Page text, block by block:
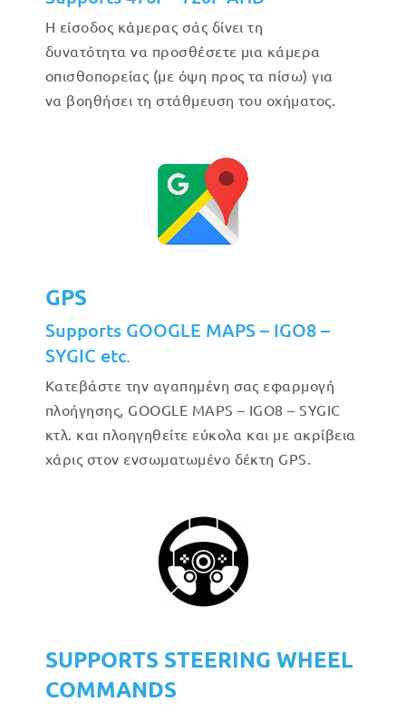
Η είσοδος κάμερας σάς δίνει τη
δυνατότητα να προσθέσετε μια κάμερα
οπισθοπορείας (με όψη προς τα πίσω) για
να βοηθήσει τη στάθμευση του οχήματος.
GPS
Supports GOOGLE MAPS – IGO8 –
SYGIC etc.
Κατεβάστε την αγαπημένη σας εφαρμογή
πλοήγησης, GOOGLE MAPS – IGO8 – SYGIC
κτλ. και πλοηγηθείτε εύκολα και με ακρίβεια
χάρις στον ενσωματωμένο δέκτη GPS.
SUPPORTS STEERING WHEEL
COMMANDS